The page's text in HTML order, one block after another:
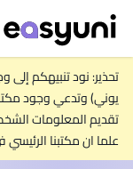
تحذير: نود تنبيهكم
يوني) وتدعي وجود
تقديم المعلومات
علما ان مكتبنا